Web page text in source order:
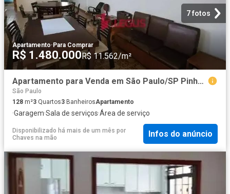
7 fotos
Apartamento· Para Comprar
R$ 1.480.000R$ 11.562/m²
Apartamento para Venda em São Paulo/SP Pinheiros 3 Quartos
São Paulo
128 m²3 Quartos3 BanheirosApartamento
·Garagem·Sala de serviços·Área de serviço
Disponibilizado há mais de um mês por
Chaves na mão
Infos do anúncio